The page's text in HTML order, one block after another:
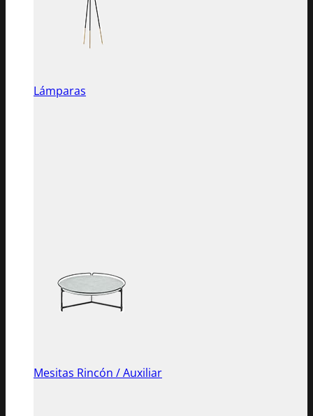
Lámparas
Mesitas Rincón / Auxiliar